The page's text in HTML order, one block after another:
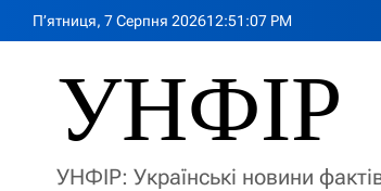
П’ятниця, 7 Серпня 202612:51 :09 PM
УНФІР
УНФІР: Українські новини